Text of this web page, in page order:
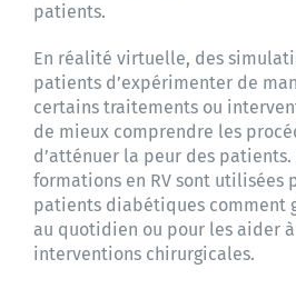
patients.
En réalité virtuelle, des
patients d’expérimenter de
certains traitements ou
de mieux comprendre les
d’atténuer la peur des patients.
formations en RV sont utilisées
patients diabétiques comment
au quotidien ou pour les aider
interventions chirurgicales.